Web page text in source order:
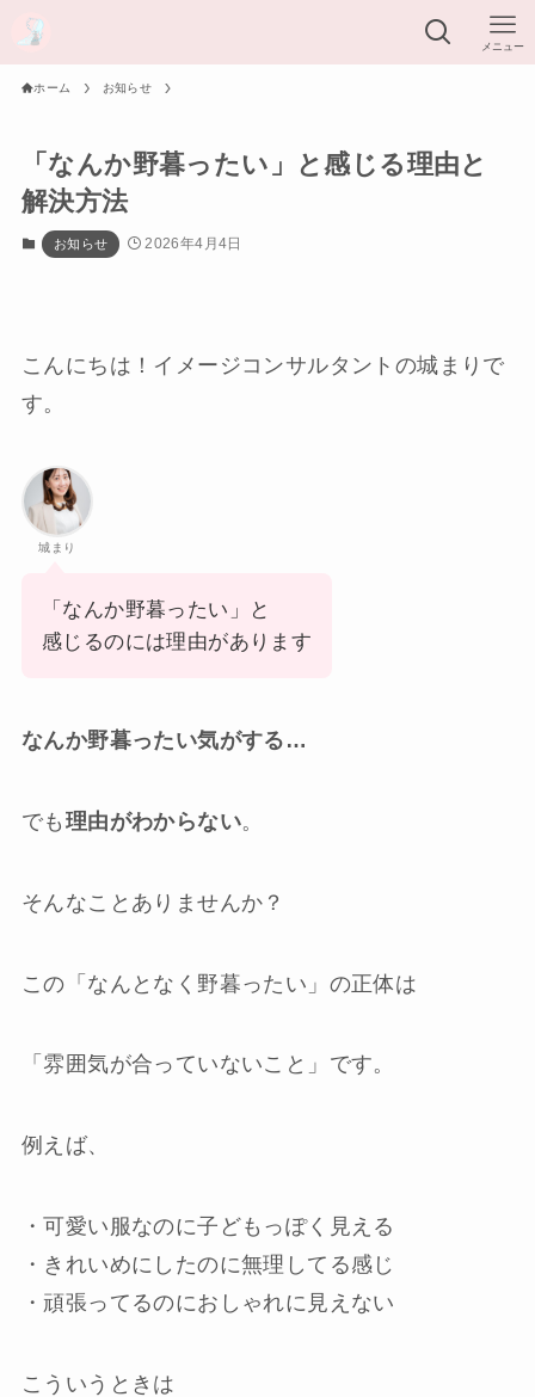
メニュー
ホーム お知らせ
「なんか野暮ったい」と感じる理由と
解決方法
お知らせ 2026年4月4日
こんにちは！イメージコンサルタントの城まりで
す。
城まり
「なんか野暮ったい」と
感じるのには理由があります
なんか野暮ったい気がする…
でも 理由がわからない。
そんなことありませんか？
この「なんとなく野暮ったい」の正体は
「雰囲気が合っていないこと」です。
例えば、
・可愛い服なのに子どもっぽく見える
・きれいめにしたのに無理してる感じ
・頑張ってるのにおしゃれに見えない
こういうときは